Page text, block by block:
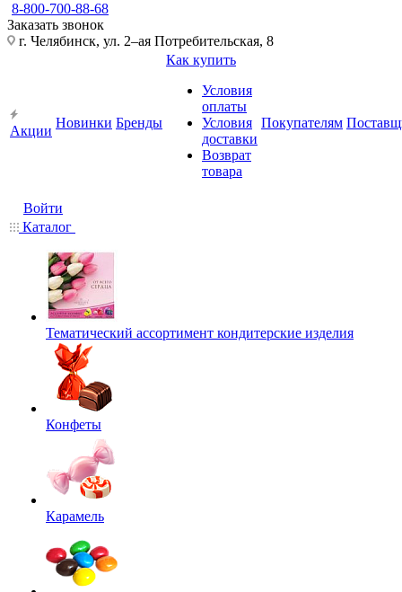
8-800-700-88-68
Заказать звонок
г. Челябинск, ул. 2–ая Потребительская, 8
Акции
Новинки Бренды
Как купить
Условия
оплаты
Условия
доставки
Возврат
товара
Покупателям
Войти
Каталог
Тематический ассортимент кондитерские изделия
Конфеты
Карамель